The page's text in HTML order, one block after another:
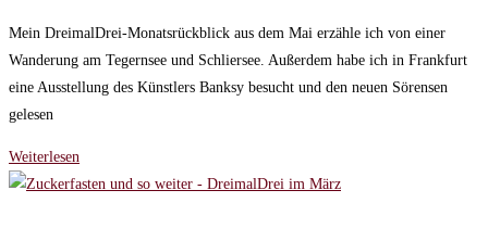
Mein DreimalDrei-Monatsrückblick aus dem Mai erzähle ich von einer
Wanderung am Tegernsee und Schliersee. Außerdem habe ich in Frankfurt
eine Ausstellung des Künstlers Banksy besucht und den neuen Sörensen
gelesen
Weiterlesen
wieder!